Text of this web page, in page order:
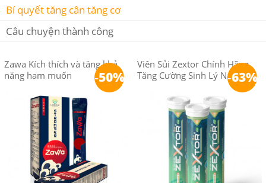
Bí quyết tăng cân tăng cơ
Câu chuyện thành công
Zawa Kích thích và tăng khả
năng ham muốn
-50%
Viên Sủi Zextor Chính Hãng
Tăng Cường Sinh Lý Nam
-63%